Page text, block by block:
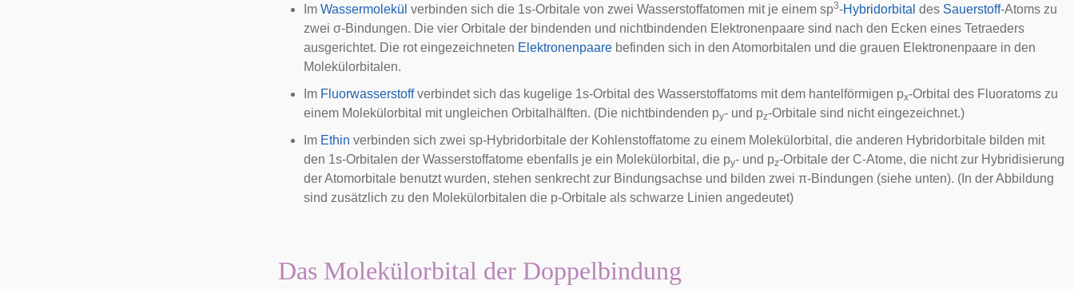
Im Wassermolekül verbinden sich die 1s-Orbitale von zwei Wasserstoffatomen mit je einem sp3-Hybridorbital des Sauerstoff-Atoms zu
zwei σ-Bindungen. Die vier Orbitale der bindenden und nichtbindenden Elektronenpaare sind nach den Ecken eines Tetraeders
ausgerichtet. Die rot eingezeichneten Elektronenpaare befinden sich in den Atomorbitalen und die grauen Elektronenpaare in den
Molekülorbitalen.
Im Fluorwasserstoffverbindet sich das kugelige 1s-Orbital des Wasserstoffatoms mit dem hantelförmigen px-Orbital des Fluoratoms zu
einem Molekülorbital mit ungleichen Orbitalhälften. (Die nichtbindenden py- und pz-Orbitale sind nicht eingezeichnet.)
Im Ethin verbinden sich zwei sp-Hybridorbitale der Kohlenstoffatome zu einem Molekülorbital, die anderen Hybridorbitale bilden mit
den 1s-Orbitalen der Wasserstoffatome ebenfalls je ein Molekülorbital, die py- und pz-Orbitale der C-Atome, die nicht zur Hybridisierung
der Atomorbitale benutzt wurden, stehen senkrecht zur Bindungsachse und bilden zwei π-Bindungen (siehe unten). (In der Abbildung
sind zusätzlich zu den Molekülorbitalen die p-Orbitale als schwarze Linien angedeutet)
Das Molekülorbital der Doppelbindung